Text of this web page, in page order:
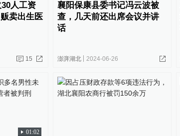
人工资
卖出生医
15
襄阳保康县委书记冯云波被
查，几天前还出席会议并讲
话
澎湃湖北 2024-06-26
01:02